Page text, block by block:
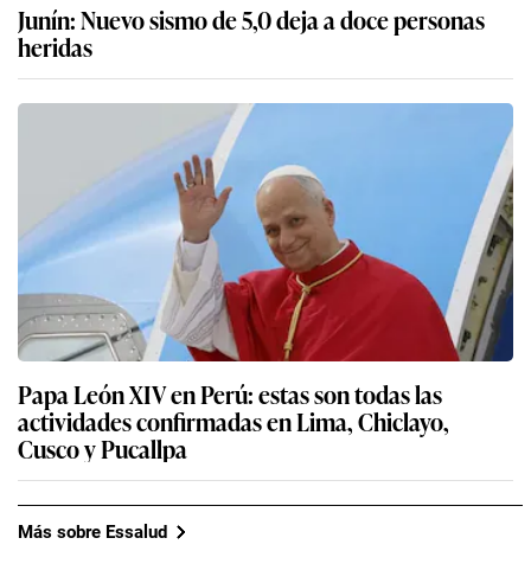
Junín: Nuevo sismo de 5,0 deja a doce personas
heridas
Papa León XIV en Perú: estas son todas las
actividades confirmadas en Lima, Chiclayo,
Cusco y Pucallpa
Más sobre Essalud